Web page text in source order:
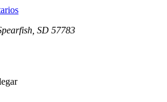
SD 57783